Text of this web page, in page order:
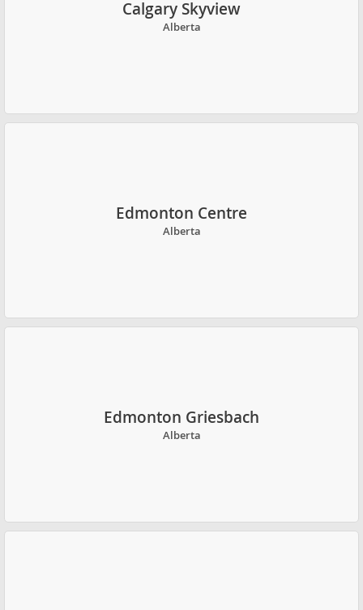
Calgary Skyview
Alberta
Edmonton Centre
Alberta
Edmonton Griesbach
Alberta